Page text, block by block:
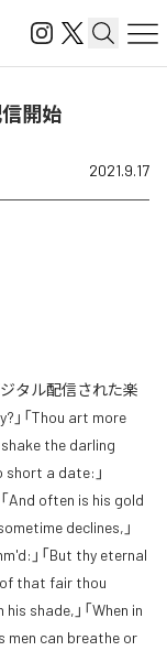
信開始
2021.9.17
タル配信された楽
」「Thou art more
the darling
short a date:」
And often is his gold
declines,」
」「But thy eternal
of that fair thou
shade,」「When in
men can breathe or